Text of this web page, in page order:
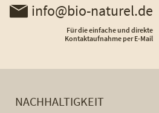
info@bio-naturel.de
Für die einfache und direkte
Kontaktaufnahme per E-Mail
NACHHALTIGKEIT